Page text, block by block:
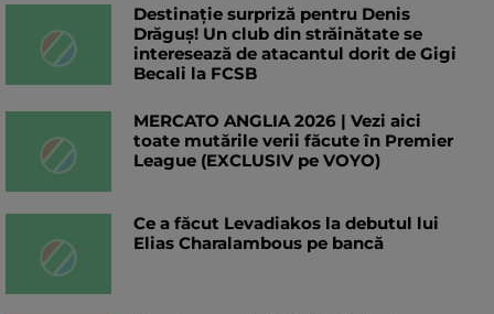
Destinație surpriză pentru Denis
Drăguș! Un club din străinătate se
interesează de atacantul dorit de Gigi
Becali la FCSB
MERCATO ANGLIA 2026 | Vezi aici
toate mutările verii făcute în Premier
League (EXCLUSIV pe VOYO)
Ce a făcut Levadiakos la debutul lui
Elias Charalambous pe bancă